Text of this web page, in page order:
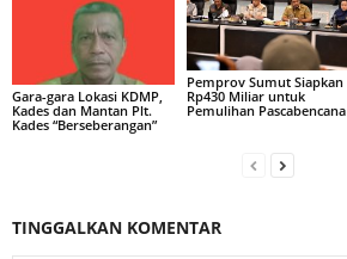
Gara-gara Lokasi KDMP,
Kades dan Mantan Plt.
Kades “Berseberangan”
Pemprov Sumut Siapkan
Rp430 Miliar untuk
Pemulihan Pascabencana
TINGGALKAN KOMENTAR